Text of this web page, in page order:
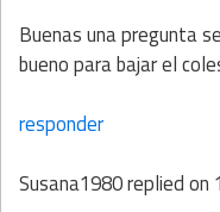
Buenas una pregunta
bueno para bajar el
responder
Susana1980replied on